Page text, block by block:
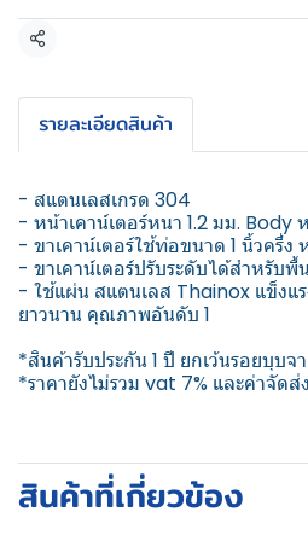
แชร์
รายละเอียดสินค้า
- สแตนเลสเกรด 304
- หน้าเคาน์เตอร์หนา 1.2 มม. Body
- ขาเคาน์เตอร์ใช้ท่อขนาด 1 นิ้วครึ่ง
- ขาเคาน์เตอร์ปรับระดับได้สำหรับพื้
- ใช้แผ่น สแตนเลส Thainox แข็งแ
ยาวนาน คุณภาพอันดับ 1
*สินค้ารับประกัน 1 ปี ยกเว้นรอยบุบจ
*ราคายังไม่รวม vat 7% และค่าจัดส่ง
สินค้าที่เกี่ยวข้อง